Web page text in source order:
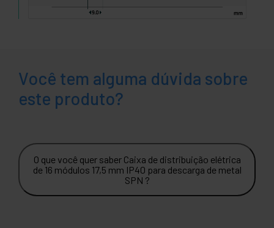
Você tem alguma dúvida sobre
este produto?
O que você quer saber Caixa de distribuição elétrica
de 16 módulos 17,5 mm IP40 para descarga de metal
SPN ?